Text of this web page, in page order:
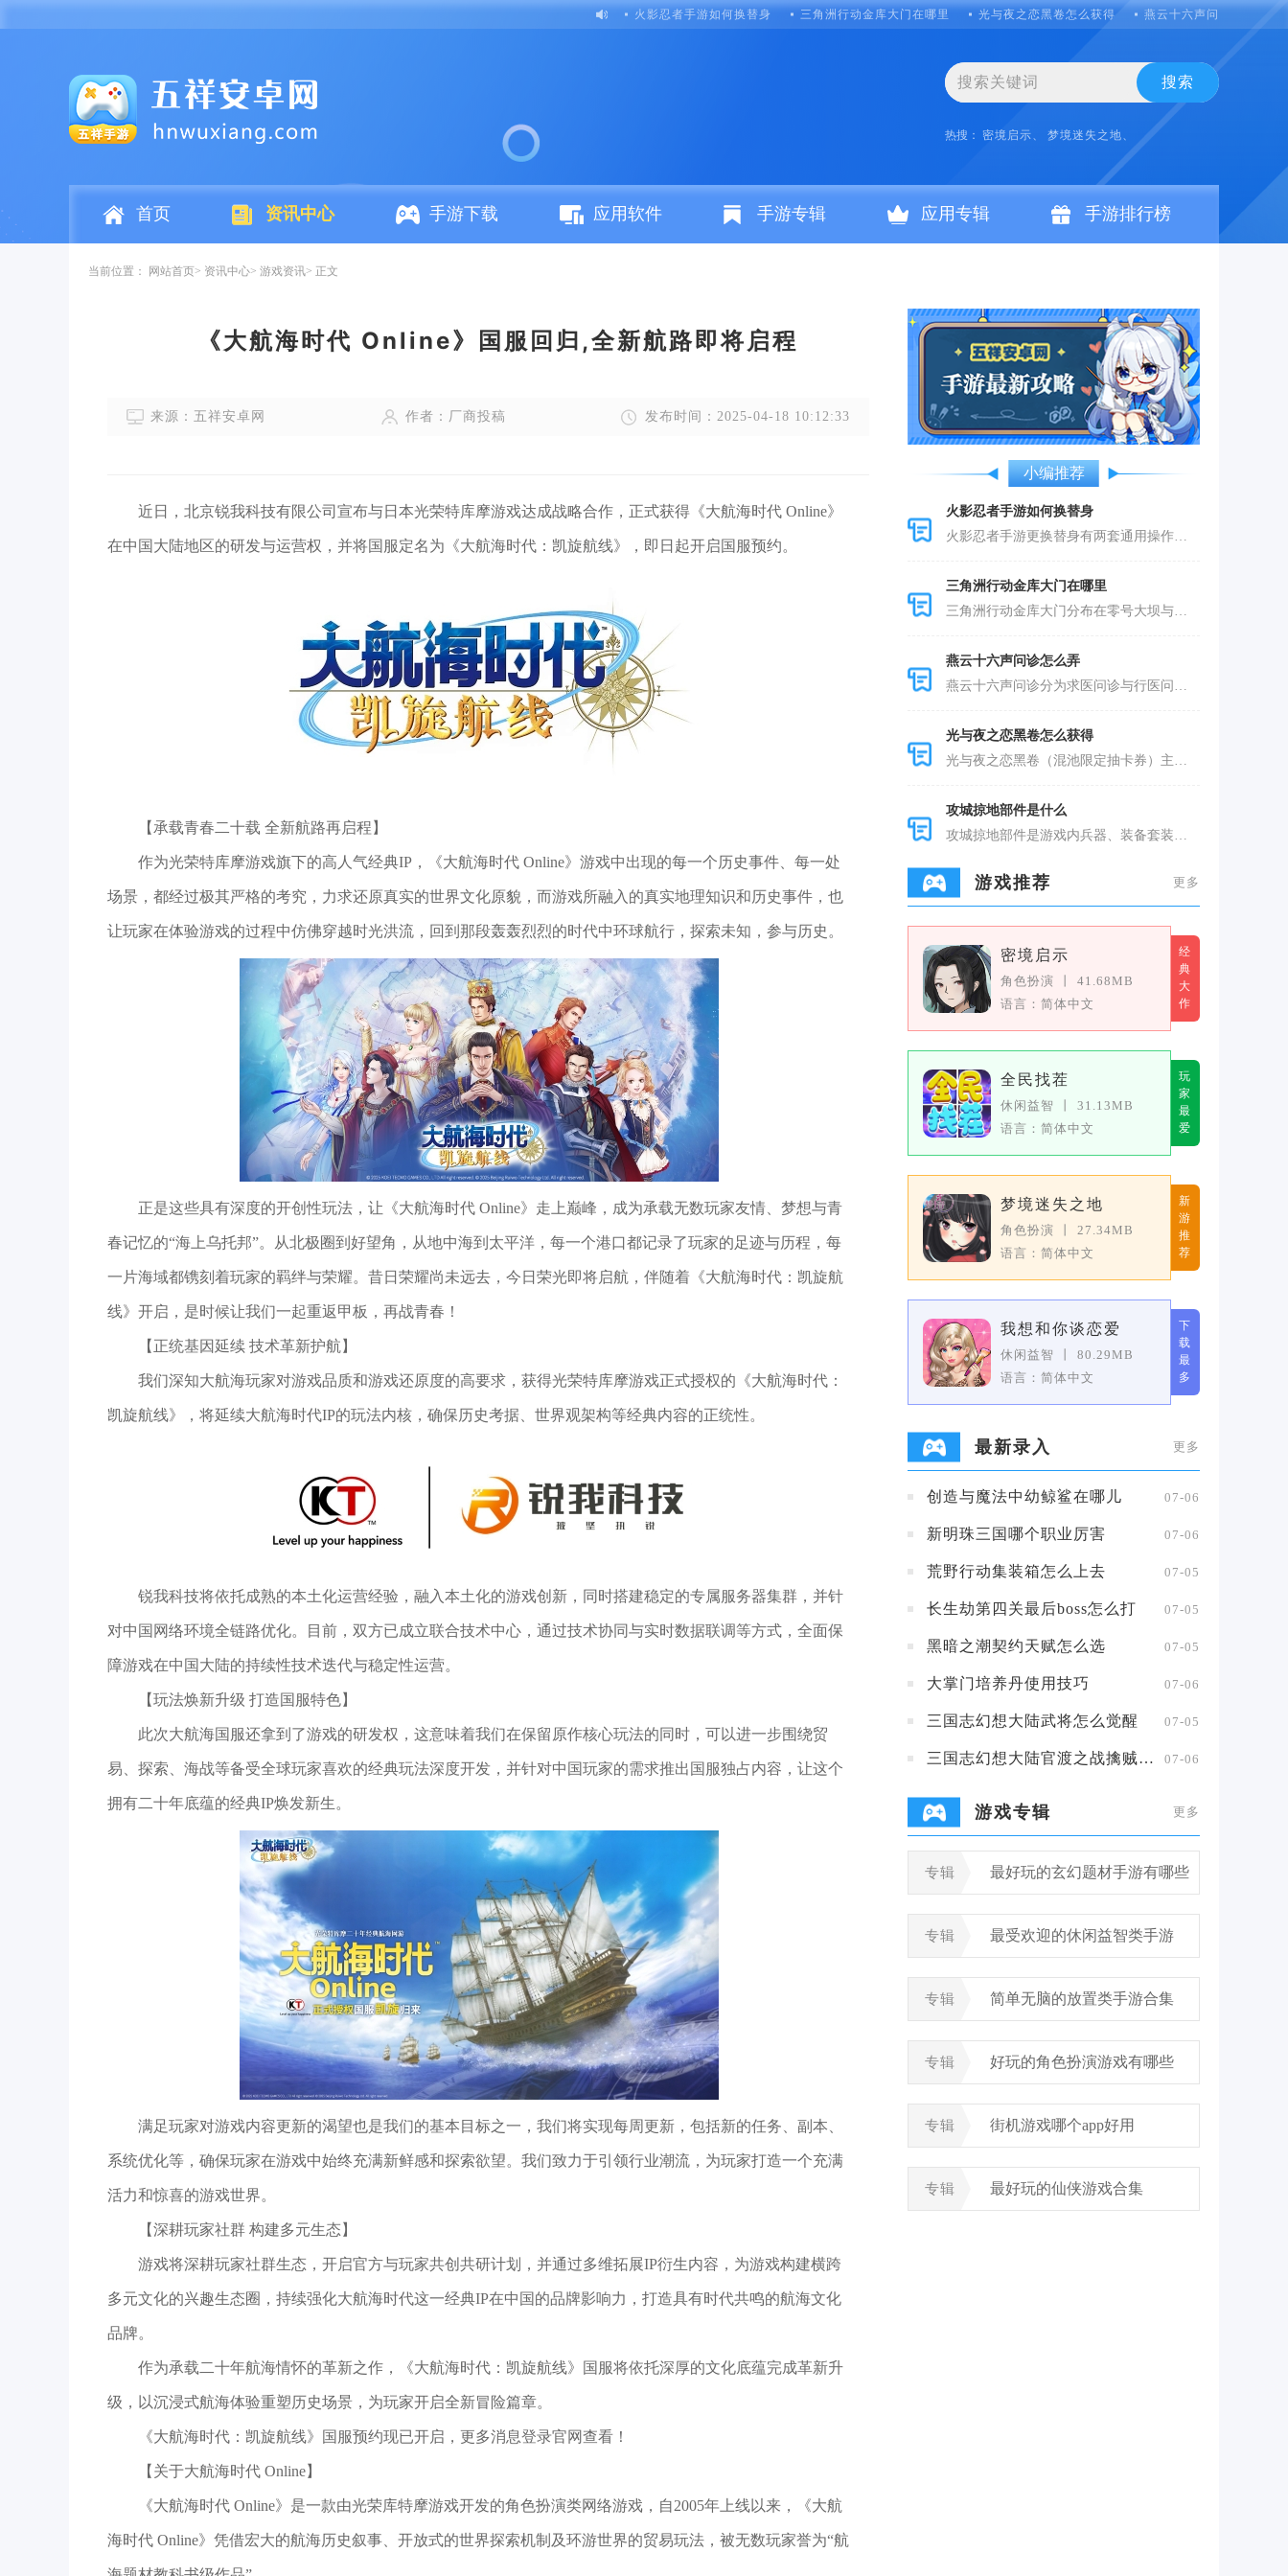
火影忍者手游如何换替身 三角洲行动金库大门在哪里 光与夜之恋黑卷怎么获得 燕云十六声问诊怎么弄
搜索
热搜： 密境启示、 梦境迷失之地、
首页 资讯中心 手游下载 应用软件 手游专辑 应用专辑 手游排行榜
当前位置： 网站首页 资讯中心 游戏资讯 正文
《大航海时代 Online》国服回归,全新航路即将启程
来源：五祥安卓网 作者：厂商投稿 发布时间：2025-04-18 10:12:33
近日，北京锐我科技有限公司宣布与日本光荣特库摩游戏达成战略合作，正式获得《大航海时代 Online》
在中国大陆地区的研发与运营权，并将国服定名为《大航海时代：凯旋航线》，即日起开启国服预约。
【承载青春二十载 全新航路再启程】
作为光荣特库摩游戏旗下的高人气经典IP，《大航海时代 Online》游戏中出现的每一个历史事件、每一处
场景，都经过极其严格的考究，力求还原真实的世界文化原貌，而游戏所融入的真实地理知识和历史事件，也
让玩家在体验游戏的过程中仿佛穿越时光洪流，回到那段轰轰烈烈的时代中环球航行，探索未知，参与历史。
正是这些具有深度的开创性玩法，让《大航海时代 Online》走上巅峰，成为承载无数玩家友情、梦想与青
春记忆的“海上乌托邦”。从北极圈到好望角，从地中海到太平洋，每一个港口都记录了玩家的足迹与历程，每
一片海域都镌刻着玩家的羁绊与荣耀。昔日荣耀尚未远去，今日荣光即将启航，伴随着《大航海时代：凯旋航
线》开启，是时候让我们一起重返甲板，再战青春！
【正统基因延续 技术革新护航】
我们深知大航海玩家对游戏品质和游戏还原度的高要求，获得光荣特库摩游戏正式授权的《大航海时代：
凯旋航线》，将延续大航海时代IP的玩法内核，确保历史考据、世界观架构等经典内容的正统性。
锐我科技将依托成熟的本土化运营经验，融入本土化的游戏创新，同时搭建稳定的专属服务器集群，并针
对中国网络环境全链路优化。目前，双方已成立联合技术中心，通过技术协同与实时数据联调等方式，全面保
障游戏在中国大陆的持续性技术迭代与稳定性运营。
【玩法焕新升级 打造国服特色】
此次大航海国服还拿到了游戏的研发权，这意味着我们在保留原作核心玩法的同时，可以进一步围绕贸
易、探索、海战等备受全球玩家喜欢的经典玩法深度开发，并针对中国玩家的需求推出国服独占内容，让这个
拥有二十年底蕴的经典IP焕发新生。
满足玩家对游戏内容更新的渴望也是我们的基本目标之一，我们将实现每周更新，包括新的任务、副本、
系统优化等，确保玩家在游戏中始终充满新鲜感和探索欲望。我们致力于引领行业潮流，为玩家打造一个充满
活力和惊喜的游戏世界。
【深耕玩家社群 构建多元生态】
游戏将深耕玩家社群生态，开启官方与玩家共创共研计划，并通过多维拓展IP衍生内容，为游戏构建横跨
多元文化的兴趣生态圈，持续强化大航海时代这一经典IP在中国的品牌影响力，打造具有时代共鸣的航海文化
品牌。
作为承载二十年航海情怀的革新之作，《大航海时代：凯旋航线》国服将依托深厚的文化底蕴完成革新升
级，以沉浸式航海体验重塑历史场景，为玩家开启全新冒险篇章。
《大航海时代：凯旋航线》国服预约现已开启，更多消息登录官网查看！
【关于大航海时代 Online】
《大航海时代 Online》是一款由光荣库特摩游戏开发的角色扮演类网络游戏，自2005年上线以来，《大航
海时代 Online》凭借宏大的航海历史叙事、开放式的世界探索机制及环游世界的贸易玩法，被无数玩家誉为“航
小编推荐
火影忍者手游如何换替身
火影忍者手游更换替身有两套通用操作路径，
三角洲行动金库大门在哪里
三角洲行动金库大门分布在零号大坝与巴克什
燕云十六声问诊怎么弄
燕云十六声问诊分为求医问诊与行医问诊两大
光与夜之恋黑卷怎么获得
光与夜之恋黑卷（混池限定抽卡券）主要通过
攻城掠地部件是什么
攻城掠地部件是游戏内兵器、装备套装、战车
游戏推荐 更多
密境启示
角色扮演
41.68MB
语言：简体中文
经
典
大
作
全民找茬
休闲益智
31.13MB
语言：简体中文
玩
家
最
爱
梦境迷失之地
角色扮演
27.34MB
语言：简体中文
新
游
推
荐
我想和你谈恋爱
休闲益智
80.29MB
语言：简体中文
下
载
最
多
最新录入 更多
创造与魔法中幼鲸鲨在哪儿 07-06
新明珠三国哪个职业厉害 07-06
荒野行动集装箱怎么上去 07-05
长生劫第四关最后boss怎么打 07-05
黑暗之潮契约天赋怎么选 07-05
大掌门培养丹使用技巧 07-06
三国志幻想大陆武将怎么觉醒 07-05
三国志幻想大陆官渡之战擒贼擒王攻略 07-06
游戏专辑 更多
专辑 最好玩的玄幻题材手游有哪些
专辑 最受欢迎的休闲益智类手游
专辑 简单无脑的放置类手游合集
专辑 好玩的角色扮演游戏有哪些
专辑 街机游戏哪个app好用
专辑 最好玩的仙侠游戏合集